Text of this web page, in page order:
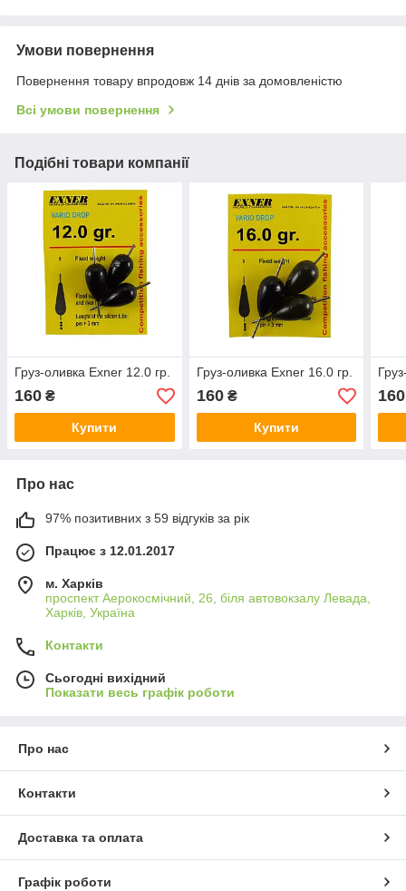
Умови повернення
Повернення товару впродовж 14 днів за домовленістю
Всі умови повернення
Подібні товари компанії
Груз-оливка Exner 12.0 гр.
160 ₴
Купити
Груз-оливка Exner 16.0 гр.
160₴
Купити
160
Про нас
97% позитивних з 59 відгуків за рік
Працює з 12.01.2017
м. Харків
проспект Аерокосмічний, 26, біля автовокзалу Левада,
Харків, Україна
Контакти
Сьогодні вихідний
Показати весь графік роботи
Про нас
Контакти
Доставка та оплата
Графік роботи